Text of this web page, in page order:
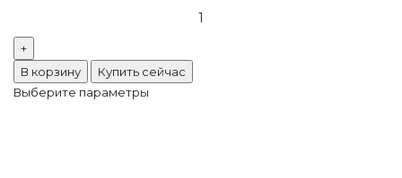
В корзину
Купить сейчас
Выберите параметры